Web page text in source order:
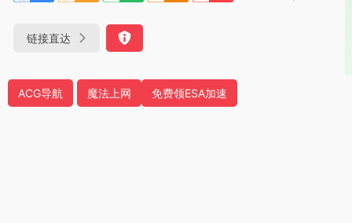
链接直达
ACG导航 魔法上网 免费领ESA加速